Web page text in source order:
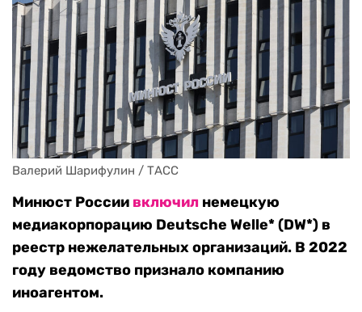
Валерий Шарифулин / ТАСС
Минюст России включил немецкую
медиакорпорацию Deutsche Welle* (DW*) в
реестр нежелательных организаций. В 2022
году ведомство признало компанию
иноагентом.